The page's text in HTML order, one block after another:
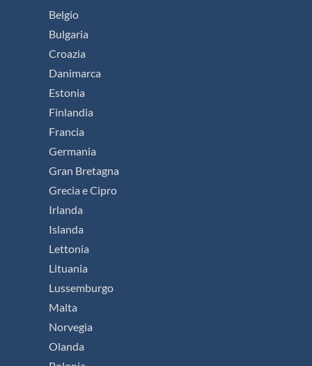
Belgio
Bulgaria
Croazia
Danimarca
Estonia
Finlandia
Francia
Germania
Gran Bretagna
Grecia e Cipro
Irlanda
Islanda
Lettonia
Lituania
Lussemburgo
Malta
Norvegia
Olanda